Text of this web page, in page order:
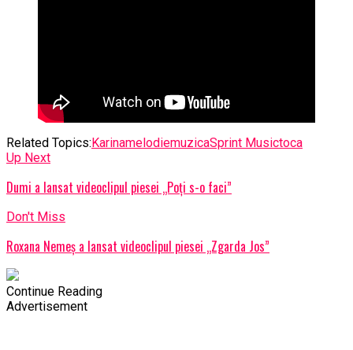
Related Topics:KarinamelodiemuzicaSprint Musictoca
Up Next
Dumi a lansat videoclipul piesei „Poți s-o faci”
Don't Miss
Roxana Nemeș a lansat videoclipul piesei „Zgarda Jos”
Continue Reading
Advertisement